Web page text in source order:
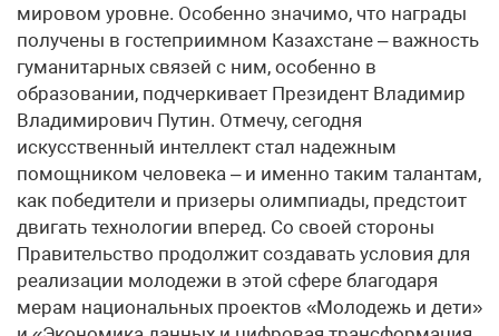
мировом уровне. Особенно значимо, что награды
получены в гостеприимном Казахстане – важность
гуманитарных связей с ним, особенно в
образовании, подчеркивает Президент Владимир
Владимирович Путин. Отмечу, сегодня
искусственный интеллект стал надежным
помощником человека – и именно таким талантам,
как победители и призеры олимпиады, предстоит
двигать технологии вперед. Со своей стороны
Правительство продолжит создавать условия для
реализации молодежи в этой сфере благодаря
мерам национальных проектов «Молодежь и дети»